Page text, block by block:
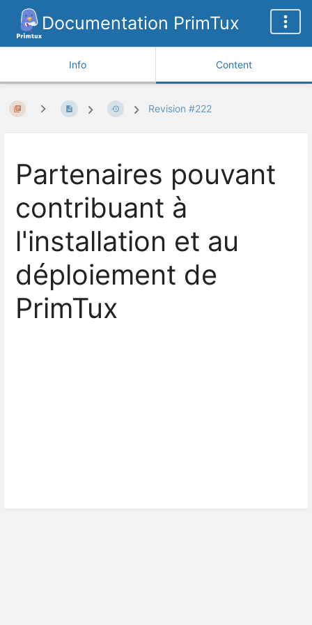
Documentation PrimTux
Info Content
Revision #222
Partenaires pouvant
contribuant à
l'installation et au
déploiement de
PrimTux